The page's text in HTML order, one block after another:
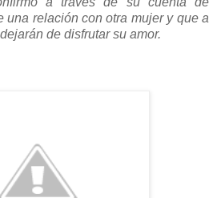
una relación con otra mujer y que a
de disfrutar su amor.